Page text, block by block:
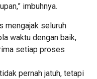
imbuhnya.
mengajak seluruh
waktu dengan baik,
setiap proses
pernah jatuh, tetapi